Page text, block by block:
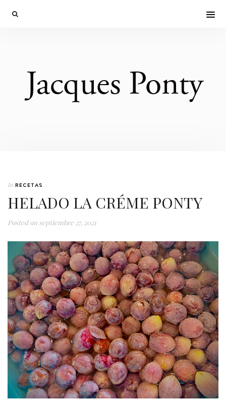
In RECETAS
HELADO LA CRÉME PONTY
Posted on septiembre 27, 2021